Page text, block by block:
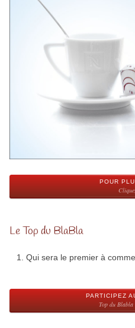
POUR
Le Top du BlaBla
Qui sera le premier à
PARTICIPEZ
Top du